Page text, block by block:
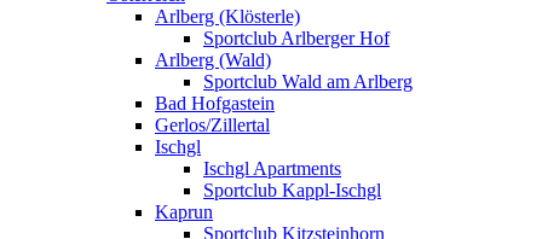
Arlberg (Klösterle)
Sportclub Arlberger Hof
Arlberg (Wald)
Sportclub Wald am Arlberg
Bad Hofgastein
Gerlos/Zillertal
Ischgl
Ischgl Apartments
Sportclub Kappl-Ischgl
Kaprun
Sportclub Kitzsteinhorn